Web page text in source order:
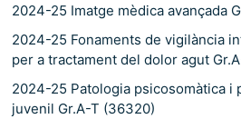
2024-25 Imatge mèdica avançada
2024-25 Fonaments de vigilància
per a tractament del dolor agut
2024-25 Patologia psicosomàtica i
juvenil Gr.A-T (36320)